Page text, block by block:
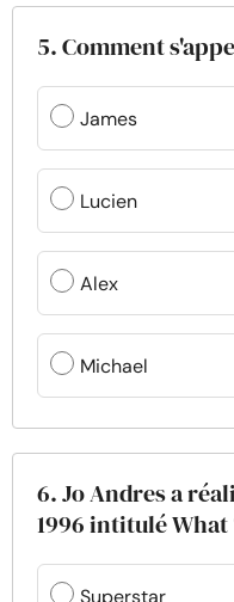
5. Comment
James
Lucien
Alex
Michael
6. Jo Andres a
1996 intitulé What
Superstar